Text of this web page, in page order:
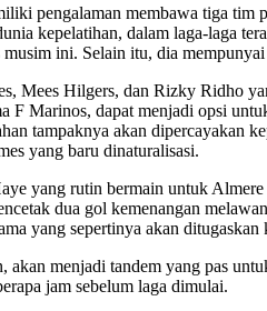
pengalaman membawa tiga
kepelatihan, dalam laga-laga
ini. Selain itu, dia
Mees Hilgers, dan Rizky Ridho
F Marinos, dapat menjadi opsi
tampaknya akan
yang baru dinaturalisasi.
yang rutin bermain untuk
dua gol kemenangan
yang sepertinya akan
akan menjadi tandem yang pas
jam sebelum laga dimulai.